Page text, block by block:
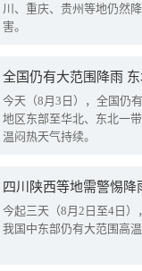
川、重庆、贵州等地仍然
害。
全国仍有大范围降雨
今天（8月3日），全国仍
地区东部至华北、东北一
温闷热天气持续。
今起三天（8月2日至4日
我国中东部仍有大范围高